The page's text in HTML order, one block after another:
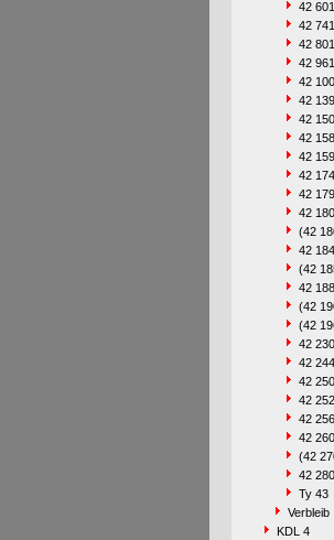
42
42
42
42
42
42
42
42
42
42
42
42
(42
42
(42
42
(42
(42
42
42
42
42
42
42
(42
42
Ty 43
Verbleib
KDL 4